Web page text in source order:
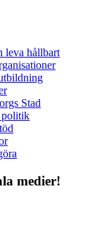
leva hållbart
Stad
politik
medier!